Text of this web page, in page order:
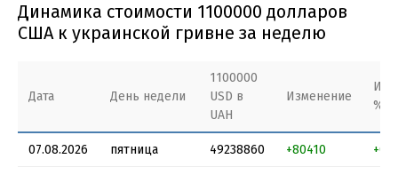
Динамика стоимости 1100000 долларов
США к украинской гривне за неделю
Дата День недели
1100000
USD в
UAH
Изменение
%
07.08.2026 пятница 49238860 +80410